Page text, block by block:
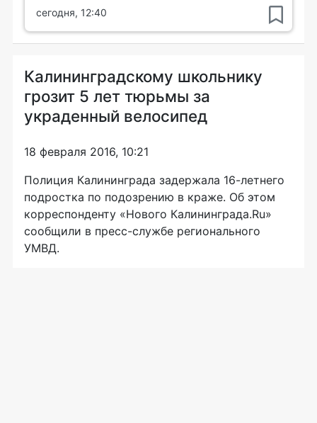
сегодня, 12:40
Калининградскому школьнику
грозит 5 лет тюрьмы за
украденный велосипед
18 февраля 2016, 10:21
Полиция Калининграда задержала 16-летнего
подростка по подозрению в краже. Об этом
корреспонденту «Нового Калининграда.Ru»
сообщили в пресс-службе регионального
УМВД.